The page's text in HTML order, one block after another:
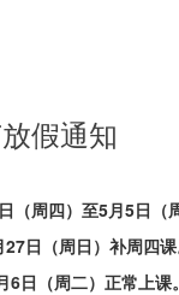
假通知
（周四）至5月5日（
27日（周日）补周四课
6日（周二）正常上课。